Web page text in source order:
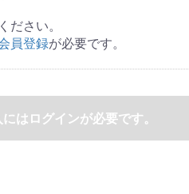
ださい。
員登録が必要です。
はログインが必要です。